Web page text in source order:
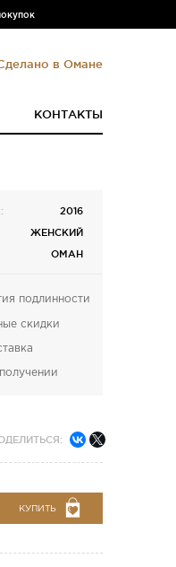
в Омане
КОНТАКТЫ
2016
ЖЕНСКИЙ
ОМАН
подлинности
скидки
КУПИТЬ